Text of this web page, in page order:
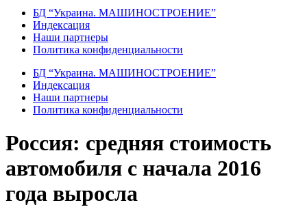
БД “Украина. МАШИНОСТРОЕНИЕ”
Индекcация
Наши партнеры
Политика конфиденциальности
БД “Украина. МАШИНОСТРОЕНИЕ”
Индекcация
Наши партнеры
Политика конфиденциальности
Россия: средняя стоимость
автомобиля с начала 2016
года выросла